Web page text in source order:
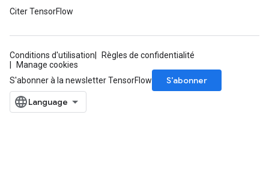
Citer TensorFlow
Conditions d'utilisation
Règles de confidentialité
Manage cookies
S'abonner à la newsletter TensorFlow
S’abonner